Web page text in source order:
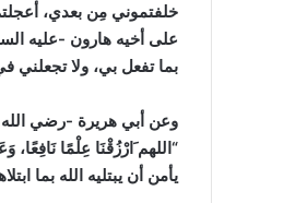
خلفتموني مِن بعدي،
على أخيه هارون -عليه
بما تفعل بي، ولا تجعلني
وعن أبي هريرة -رضي الله
“اللهم َارْزُقْنَا عِلْمًا نَافِعًا،
يأمن أن يبتليه الله بما